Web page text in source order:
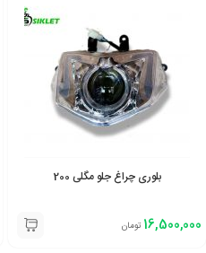
بلوری چراغ جلو مگلی 200
16,500,000 تومان